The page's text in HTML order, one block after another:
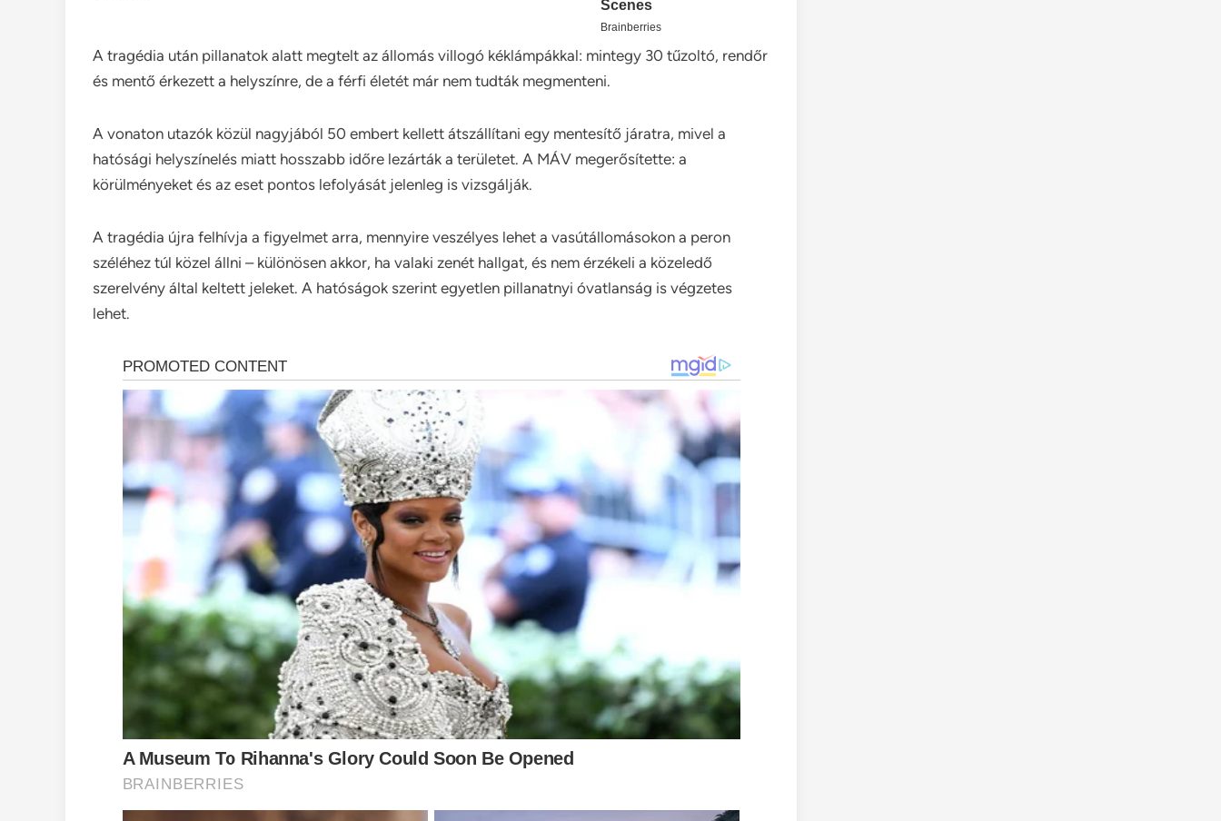
A tragédia után pillanatok alatt megtelt az állomás villogó kéklámpákkal: mintegy 30 tűzoltó, rendőr
és mentő érkezett a helyszínre, de a férfi életét már nem tudták megmenteni.
A vonaton utazók közül nagyjából 50 embert kellett átszállítani egy mentesítő járatra, mivel a
hatósági helyszínelés miatt hosszabb időre lezárták a területet. A MÁV megerősítette: a
körülményeket és az eset pontos lefolyását jelenleg is vizsgálják.
A tragédia újra felhívja a figyelmet arra, mennyire veszélyes lehet a vasútállomásokon a peron
széléhez túl közel állni – különösen akkor, ha valaki zenét hallgat, és nem érzékeli a közeledő
szerelvény által keltett jeleket. A hatóságok szerint egyetlen pillanatnyi óvatlanság is végzetes
lehet.